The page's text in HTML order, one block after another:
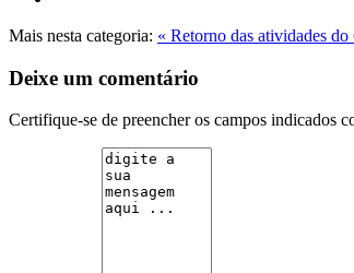
Mais nesta categoria: « Retorno das atividades
Deixe um comentário
Certifique-se de preencher os campos